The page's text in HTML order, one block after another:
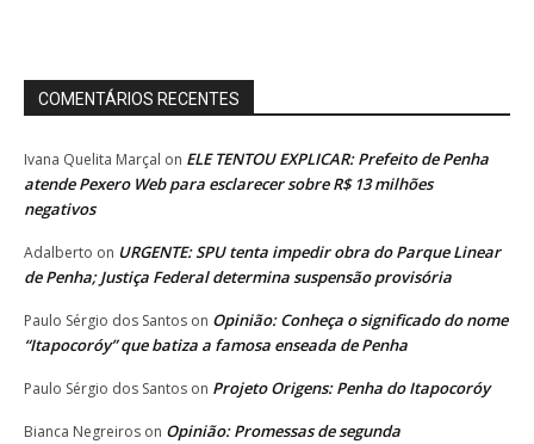
COMENTÁRIOS RECENTES
Ivana Quelita Marçal on ELE TENTOU EXPLICAR: Prefeito de Penha
atende Pexero Web para esclarecer sobre R$ 13 milhões
negativos
Adalberto on URGENTE: SPU tenta impedir obra do Parque Linear
de Penha; Justiça Federal determina suspensão provisória
Paulo Sérgio dos Santos on Opinião: Conheça o significado do nome
“Itapocoróy” que batiza a famosa enseada de Penha
Paulo Sérgio dos Santos on Projeto Origens: Penha do Itapocoróy
Bianca Negreiros on Opinião: Promessas de segunda